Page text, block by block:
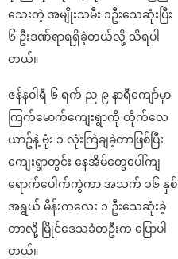
သေးတဲ့ အမျိုးသမီး ၁ဦးသေဆုံးပြီး
၆ ဦးဒဏ်ရာရရှိခဲ့တယ်လို့ သိရပါ
တယ်။
ဇန်နဝါရီ ၆ ရက် ည ၉ နာရီကျော်မှာ
ကြက်မောက်ကျေးရွာကို တိုက်လေ
ယာဥ်နဲ့ ဗုံး ၁ လုံးကြဲချခဲ့တာဖြစ်ပြီး
ကျေးရွာတွင်း နေအိမ်တွေပေါ်ကျ
ရောက်ပေါက်ကွဲကာ အသက် ၁၆ နှစ်
အရွယ် မိန်းကလေး ၁ ဦးသေဆုံးခဲ့
တာလို့ မြိုင်ဒေသခံတဦးက ပြောပါ
တယ်။